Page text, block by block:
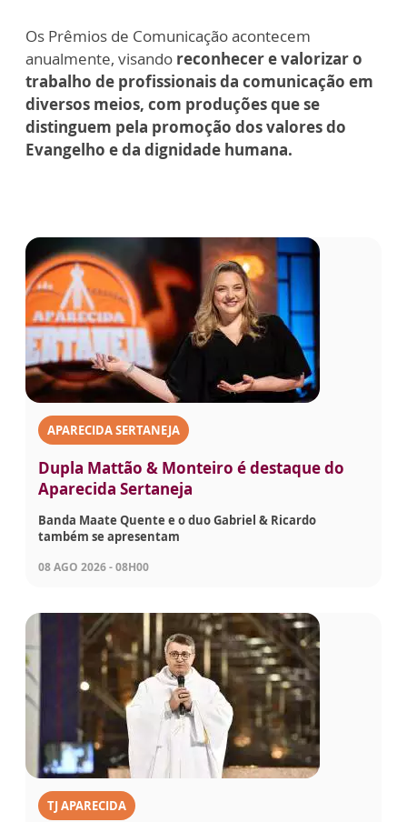
Os Prêmios de Comunicação acontecem
anualmente, visando reconhecer e valorizar o
trabalho de profissionais da comunicação em
diversos meios, com produções que se
distinguem pela promoção dos valores do
Evangelho e da dignidade humana.
APARECIDA SERTANEJA
Dupla Mattão & Monteiro é destaque do
Aparecida Sertaneja
Banda Maate Quente e o duo Gabriel & Ricardo
também se apresentam
08 AGO 2026 - 08H00
TJ APARECIDA